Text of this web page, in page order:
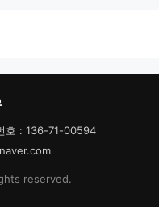
호 : 136-71-00594
reserved.